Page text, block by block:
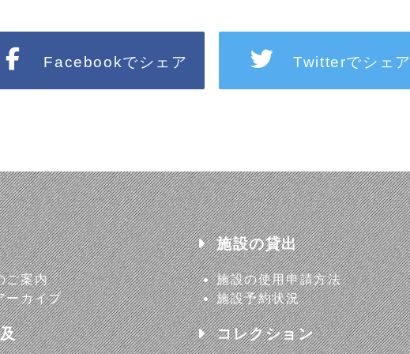
Facebookでシェア Twitterでシェア
ご案内
ーカイブ
施設の貸出
施設の使用申請方法
施設予約状況
コレクション